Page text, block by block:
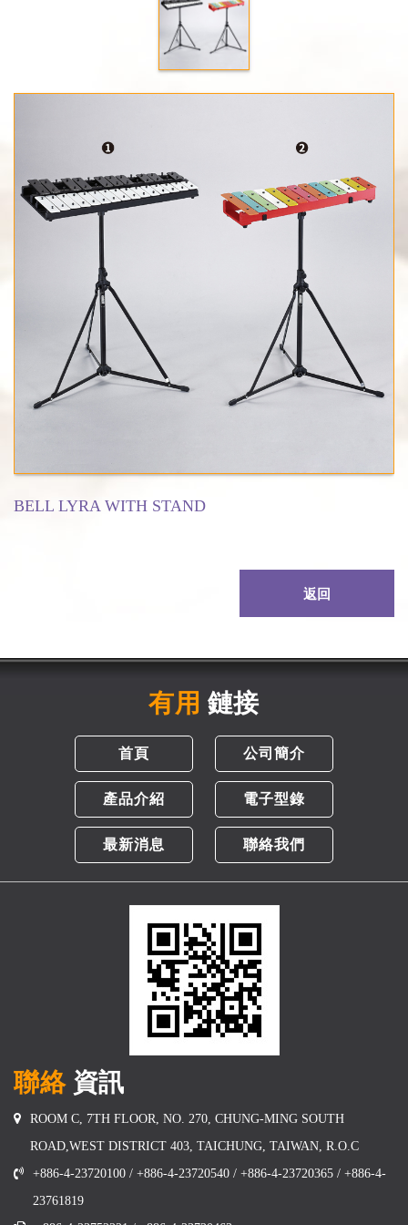
BELL LYRA WITH STAND
返回
有用 鏈接
首頁 公司簡介
產品介紹 電子型錄
最新消息 聯絡我們
聯絡資訊
ROOM C, 7TH FLOOR, NO. 270, CHUNG-MING SOUTH
ROAD,WEST DISTRICT 403, TAICHUNG, TAIWAN, R.O.C
+886-4-23720100 / +886-4-23720540 / +886-4-23720365 / +886-4-
23761819